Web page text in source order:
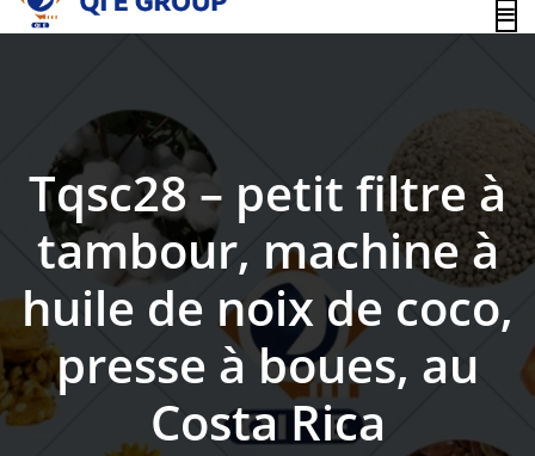
content
Tqsc28 – petit filtre à
tambour, machine à
huile de noix de coco,
presse à boues, au
Costa Rica